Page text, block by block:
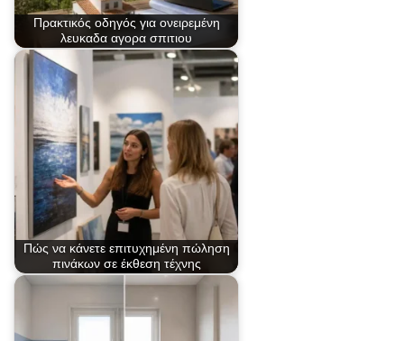
Πρακτικός οδηγός για ονειρεμένη
λευκαδα αγορα σπιτιου
Πώς να κάνετε επιτυχημένη πώληση
πινάκων σε έκθεση τέχνης